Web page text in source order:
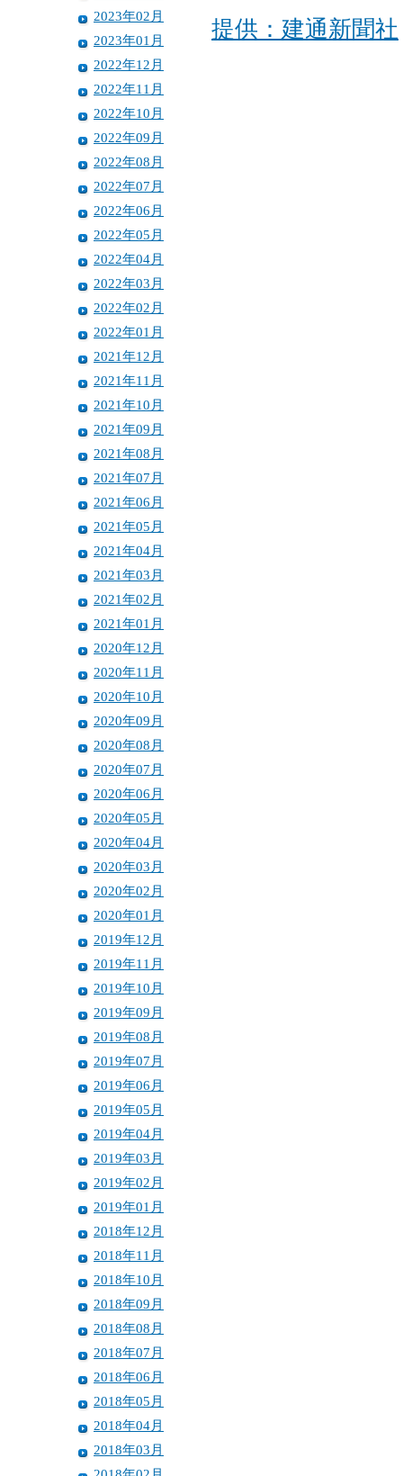
2023年02月
2023年01月
2022年12月
2022年11月
2022年10月
2022年09月
2022年08月
2022年07月
2022年06月
2022年05月
2022年04月
2022年03月
2022年02月
2022年01月
2021年12月
2021年11月
2021年10月
2021年09月
2021年08月
2021年07月
2021年06月
2021年05月
2021年04月
2021年03月
2021年02月
2021年01月
2020年12月
2020年11月
2020年10月
2020年09月
2020年08月
2020年07月
2020年06月
2020年05月
2020年04月
2020年03月
2020年02月
2020年01月
2019年12月
2019年11月
2019年10月
2019年09月
2019年08月
2019年07月
2019年06月
2019年05月
2019年04月
2019年03月
2019年02月
2019年01月
2018年12月
2018年11月
2018年10月
2018年09月
2018年08月
2018年07月
2018年06月
2018年05月
2018年04月
2018年03月
提供：建通新聞社